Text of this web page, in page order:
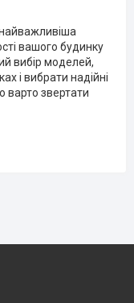
найважливіша
вашого будинку
вибір моделей,
і вибрати надійні
варто звертати